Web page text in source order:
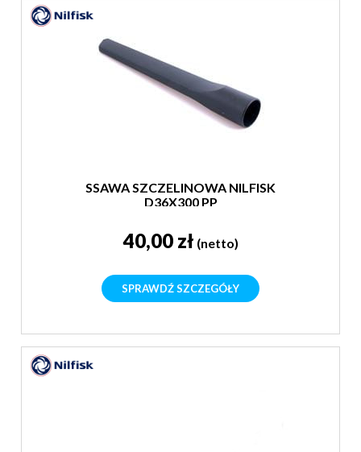
SSAWA SZCZELINOWA NILFISK
D36X300 PP
40,00 zł (netto)
SPRAWDŹ SZCZEGÓŁY